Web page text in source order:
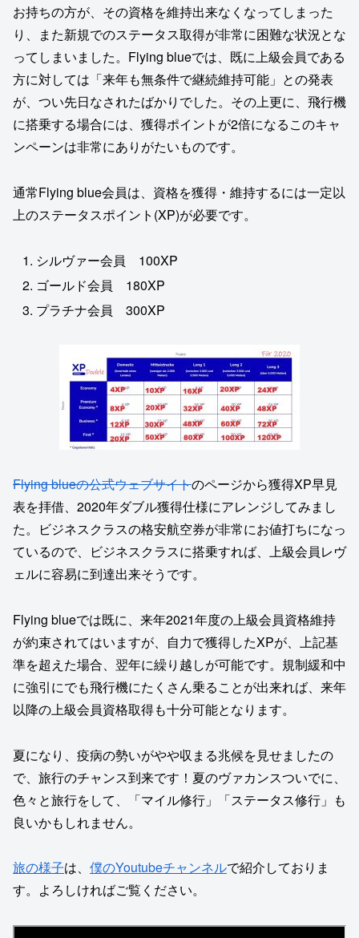
お持ちの方が、その資格を維持出来なくなってしまった
り、また新規でのステータス取得が非常に困難な状況とな
ってしまいました。Flying blueでは、既に上級会員である
方に対しては「来年も無条件で継続維持可能」との発表
が、つい先日なされたばかりでした。その上更に、飛行機
に搭乗する場合には、獲得ポイントが2倍になるこのキャ
ンペーンは非常にありがたいものです。
通常Flying blue会員は、資格を獲得・維持するには一定以
上のステータスポイント(XP)が必要です。
シルヴァー会員 100XP
ゴールド会員 180XP
プラチナ会員 300XP
Flying blueの公式ウェブサイトのページから獲得XP早見
表を拝借、2020年ダブル獲得仕様にアレンジしてみまし
た。ビジネスクラスの格安航空券が非常にお値打ちになっ
ているので、ビジネスクラスに搭乗すれば、上級会員レヴ
ェルに容易に到達出来そうです。
Flying blueでは既に、来年2021年度の上級会員資格維持
が約束されてはいますが、自力で獲得したXPが、上記基
準を超えた場合、翌年に繰り越しが可能です。規制緩和中
に強引にでも飛行機にたくさん乗ることが出来れば、来年
以降の上級会員資格取得も十分可能となります。
夏になり、疫病の勢いがやや収まる兆候を見せましたの
で、旅行のチャンス到来です！夏のヴァカンスついでに、
色々と旅行をして、「マイル修行」「ステータス修行」も
良いかもしれません。
旅の様子は、 僕のYoutubeチャンネルで紹介しておりま
す。よろしければご覧ください。